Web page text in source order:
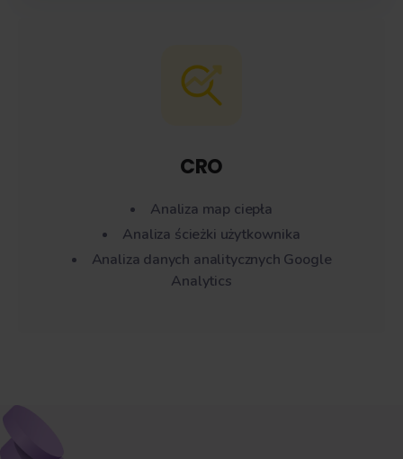
CRO
Analiza map ciepła
Analiza ścieżki użytkownika
Analiza danych analitycznych Google
Analytics